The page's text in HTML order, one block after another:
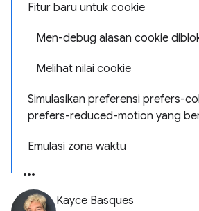
Fitur baru untuk cookie
Men-debug alasan cookie
Melihat nilai cookie
Simulasikan preferensi prefers-
prefers-reduced-motion yang
Emulasi zona waktu
Kayce Basques